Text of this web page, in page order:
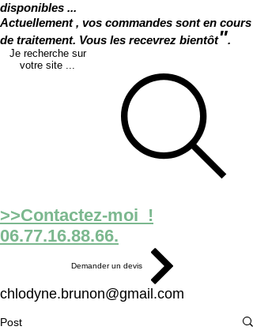
disponibles ...
Actuellement , vos commandes sont en cours
de traitement. Vous les recevrez bientôt".
Je recherche sur
votre site ...
>>Contactez-moi !
06.77.16.88.66.
Demander un devis
chlodyne.brunon@gmail.com
Post